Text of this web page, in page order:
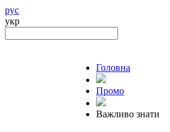
рус
укр
Головна
Промо
Важливо знати